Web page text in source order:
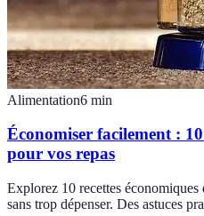
Alimentation6 min
Économiser facilement :
pour vos repas
Explorez 10 recettes
sans trop dépenser. Des astuces